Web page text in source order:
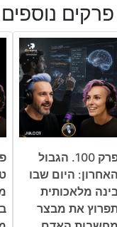
פרקים נוספים
פרק 100. הגבול
היום שבו
מלאכותית
את מבצר